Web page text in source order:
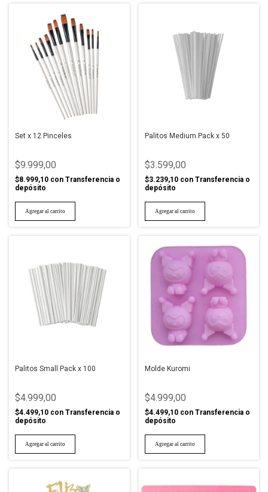
Set x 12 Pinceles
$9.999,00
$8.999,10 con Transferencia o
depósito
Palitos Medium Pack x 50
$3.599,00
$3.239,10 con Transferencia o
depósito
Palitos Small Pack x 100
$4.999,00
$4.499,10 con Transferencia o
depósito
Molde Kuromi
$4.999,00
$4.499,10 con Transferencia o
depósito